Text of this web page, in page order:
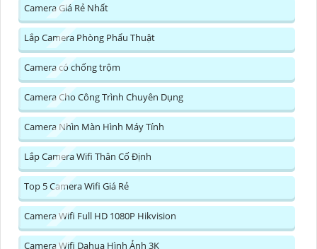
Camera Giá Rẻ Nhất
Lắp Camera Phòng Phẩu Thuật
Camera có chống trộm
Camera Cho Công Trình Chuyên Dụng
Camera Nhìn Màn Hình Máy Tính
Lắp Camera Wifi Thân Cố Định
Top 5 Camera Wifi Giá Rẻ
Camera Wifi Full HD 1080P Hikvision
Camera Wifi Dahua Hình Ảnh 3K